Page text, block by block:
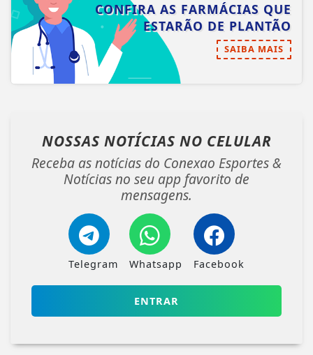
CONFIRA AS FARMÁCIAS QUE
ESTARÃO DE PLANTÃO
SAIBA MAIS
NOSSAS NOTÍCIAS NO CELULAR
Receba as notícias do Conexao Esportes &
Notícias no seu app favorito de
mensagens.
Telegram Whatsapp Facebook
ENTRAR